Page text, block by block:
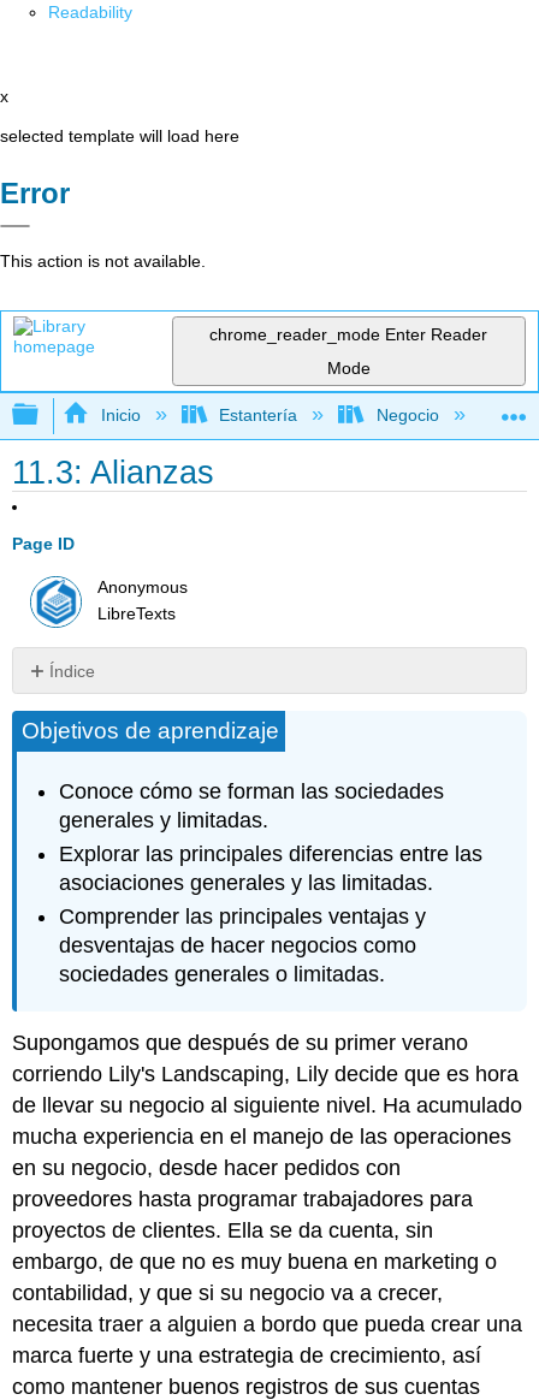
Readability
x
selected template will load here
Error
This action is not available.
chrome_reader_mode Enter Reader
Mode
Expandir/contraer jerarquía global
Inicio Estantería Negocio
11.3: Alianzas
Page ID
Anonymous
LibreTexts
Índice
para
llevar
Objetivos de aprendizaje
Conoce cómo se forman las sociedades
generales y limitadas.
Explorar las principales diferencias entre las
asociaciones generales y las limitadas.
Comprender las principales ventajas y
desventajas de hacer negocios como
sociedades generales o limitadas.
Supongamos que después de su primer verano
corriendo Lily's Landscaping, Lily decide que es hora
de llevar su negocio al siguiente nivel. Ha acumulado
mucha experiencia en el manejo de las operaciones
en su negocio, desde hacer pedidos con
proveedores hasta programar trabajadores para
proyectos de clientes. Ella se da cuenta, sin
embargo, de que no es muy buena en marketing o
contabilidad, y que si su negocio va a crecer,
necesita traer a alguien a bordo que pueda crear una
marca fuerte y una estrategia de crecimiento, así
como mantener buenos registros de sus cuentas